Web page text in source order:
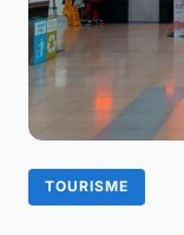
TOURISME